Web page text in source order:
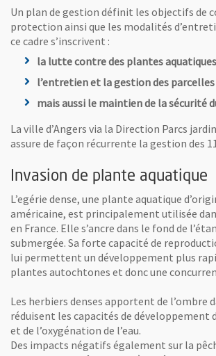
Un plan de gestion définit les objectifs de
protection ainsi que les modalités
ce cadre s’inscrivent :
la lutte contre des plantes
l’entretien et la gestion des
mais aussi le maintien de la sécurité
La ville d’Angers via la Direction Parcs
assure de façon récurrente la gestion des
Invasion de plante aquatique
L’egérie dense, une plante aquatique
américaine, est principalement utilisée
en France. Elle s’ancre dans le fond de
submergée. Sa forte capacité de
lui permettent un développement plus
plantes autochtones et donc une
Les herbiers denses apportent de l’ombre
réduisent les capacités de développement
et de l’oxygénation de l’eau.
Des impacts négatifs également sur la